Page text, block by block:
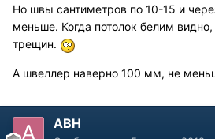
Но швы сантиметров по 10-15 и
меньше. Когда потолок белим
трещин.
А швеллер наверно 100 мм, не
АВН